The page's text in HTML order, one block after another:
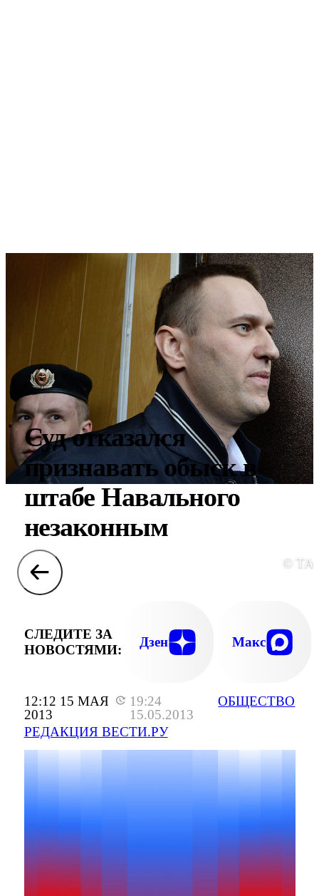
12:12 15 МАЯ
2013
19:24
15.05.2013
РЕДАКЦИЯ ВЕСТИ.РУ
ОБЩЕСТВО
Суд отказался
признавать обыск в
штабе Навального
незаконным
©
СЛЕДИТЕ ЗА
НОВОСТЯМИ:
Дзен Макс